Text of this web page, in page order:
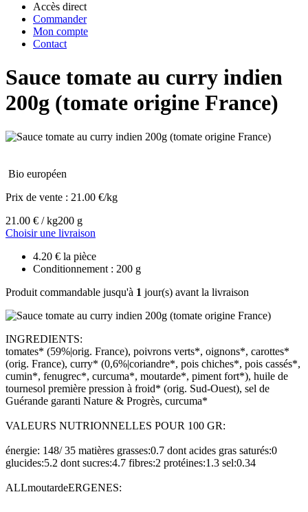
Accès direct
Commander
Mon compte
Contact
Sauce tomate au curry indien
200g (tomate origine France)
Bio européen
Prix de vente : 21.00 €/kg
21.00 € / kg200 g
Choisir une livraison
4.20 € la pièce
Conditionnement : 200 g
Produit commandable jusqu'à 1 jour(s) avant la livraison
INGREDIENTS:
tomates* (59%|orig. France), poivrons verts*, oignons*, carottes*
(orig. France), curry* (0,6%|coriandre*, pois chiches*, pois cassés*,
cumin*, fenugrec*, curcuma*, moutarde*, piment fort*), huile de
tournesol première pression à froid* (orig. Sud-Ouest), sel de
Guérande garanti Nature & Progrès, curcuma*
VALEURS NUTRIONNELLES POUR 100 GR:
énergie: 148/ 35 matières grasses:0.7 dont acides gras saturés:0
glucides:5.2 dont sucres:4.7 fibres:2 protéines:1.3 sel:0.34
ALLmoutardeERGENES: